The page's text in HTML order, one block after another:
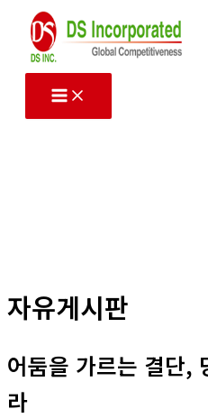
자유게시판
어둠을 가르는 결단,
라